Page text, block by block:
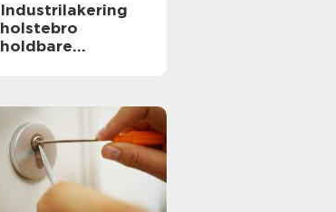
Industrilakering
holstebro
holdbare